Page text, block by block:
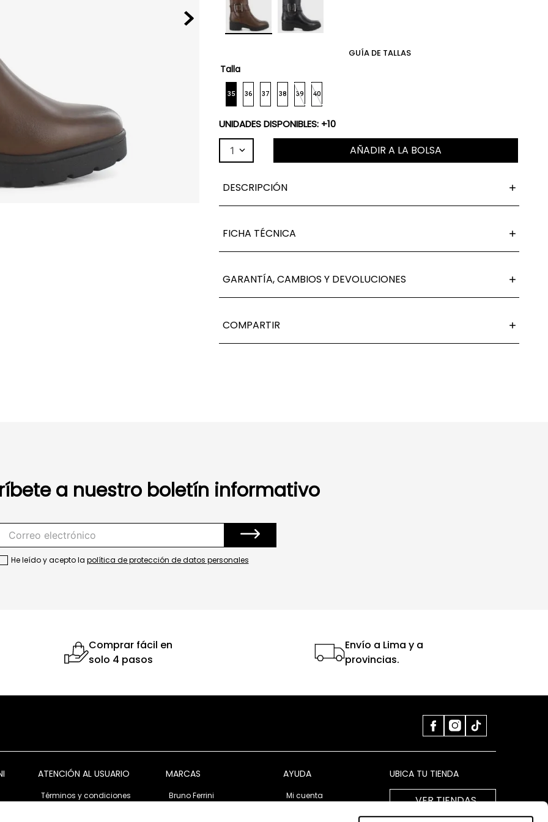
Talla
35 36 37 38 39 40
GUÍA DE TALLAS
UNIDADES DISPONIBLES: +10
1 AÑADIR A LA BOLSA
DESCRIPCIÓN
FICHA TÉCNICA
GARANTÍA, CAMBIOS Y DEVOLUCIONES
COMPARTIR
a nuestro boletín informativo
He leído y acepto la política de protección de datos personales
Comprar fácil en
solo 4 pasos
Envío a Lima y a
provincias.
ATENCIÓN AL USUARIO
Términos y condiciones
MARCAS
Bruno Ferrini
AYUDA
Mi cuenta
UBICA TU TIENDA
VER TIENDAS